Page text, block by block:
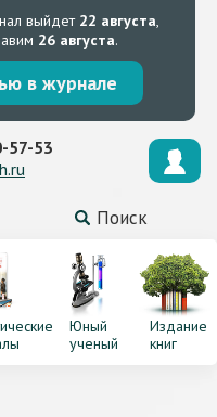
выйдет 22 августа,
26 августа.
в журнале
Поиск
57-53
Юный
ученый
Издание
книг